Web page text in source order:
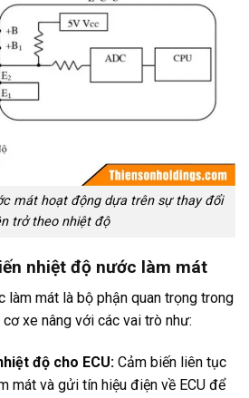
mát hoạt động dựa trên sự thay đổi
trở theo nhiệt độ
nhiệt độ nước làm mát
làm mát là bộ phận quan trọng trong
xe nâng với các vai trò như:
độ cho ECU:Cảm biến liên tục
mát và gửi tín hiệu điện về ECU để